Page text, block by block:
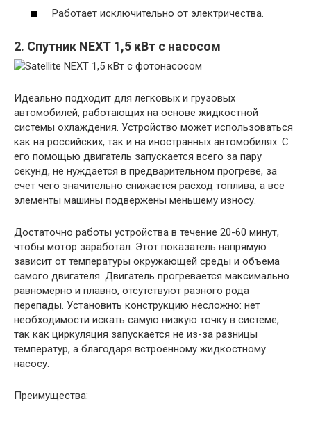
Работает исключительно от электричества.
2. Спутник NEXT 1,5 кВт с насосом
Идеально подходит для легковых и грузовых
автомобилей, работающих на основе жидкостной
системы охлаждения. Устройство может использоваться
как на российских, так и на иностранных автомобилях. С
его помощью двигатель запускается всего за пару
секунд, не нуждается в предварительном прогреве, за
счет чего значительно снижается расход топлива, а все
элементы машины подвержены меньшему износу.
Достаточно работы устройства в течение 20-60 минут,
чтобы мотор заработал. Этот показатель напрямую
зависит от температуры окружающей среды и объема
самого двигателя. Двигатель прогревается максимально
равномерно и плавно, отсутствуют разного рода
перепады. Установить конструкцию несложно: нет
необходимости искать самую низкую точку в системе,
так как циркуляция запускается не из-за разницы
температур, а благодаря встроенному жидкостному
насосу.
Преимущества: